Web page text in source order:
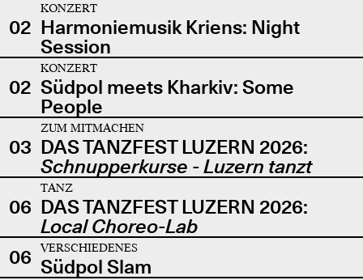
02
KONZERT
Harmoniemusik Kriens: Night
Session
02
KONZERT
Südpol meets Kharkiv: Some
People
03
ZUM MITMACHEN
DAS TANZFEST LUZERN 2026:
Schnupperkurse - Luzern tanzt
06
TANZ
DAS TANZFEST LUZERN 2026:
Local Choreo-Lab
06
VERSCHIEDENES
Südpol Slam